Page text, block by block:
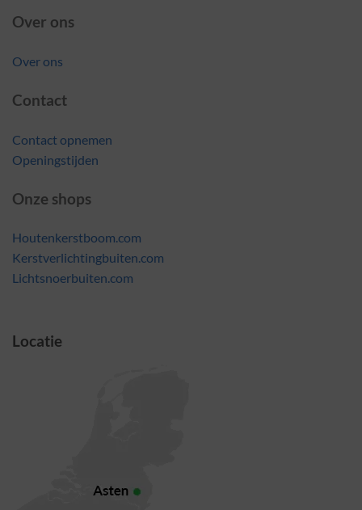
Over ons
Over ons
Contact
Contact opnemen
Openingstijden
Onze shops
Houtenkerstboom.com
Kerstverlichtingbuiten.com
Lichtsnoerbuiten.com
Locatie